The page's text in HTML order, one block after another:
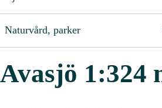
Naturvård, parker
Avasjö 1:324